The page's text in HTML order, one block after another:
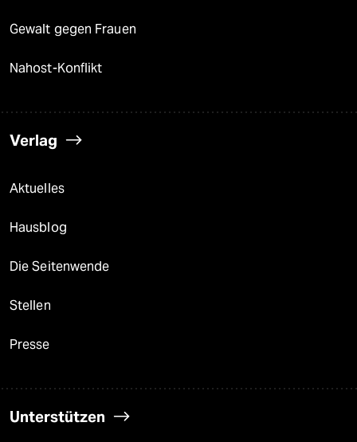
Gewalt gegen Frauen
Nahost-Konflikt
Verlag
Aktuelles
Hausblog
Die Seitenwende
Stellen
Presse
Unterstützen